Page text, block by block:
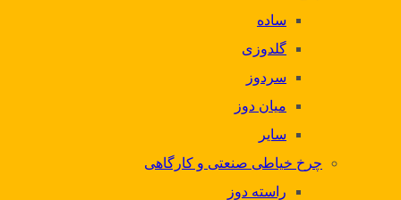
ساده
گلدوزی
سردوز
میان دوز
سایر
چرخ خیاطی صنعتی و کارگاهی
راسته دوز